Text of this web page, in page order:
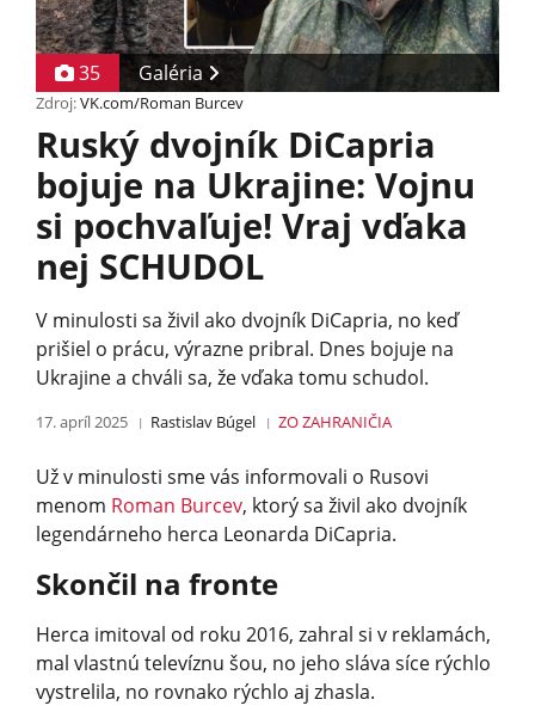
35 Galéria
Zdroj:VK.com/Roman Burcev
Ruský dvojník DiCapria
bojuje na Ukrajine: Vojnu
si pochvaľuje! Vraj vďaka
nej SCHUDOL
V minulosti sa živil ako dvojník DiCapria, no keď
prišiel o prácu, výrazne pribral. Dnes bojuje na
Ukrajine a chváli sa, že vďaka tomu schudol.
17. apríl 2025 Rastislav Búgel ZO ZAHRANIČIA
Už v minulosti sme vás informovali o Rusovi
menom Roman Burcev, ktorý sa živil ako dvojník
legendárneho herca Leonarda DiCapria.
Skončil na fronte
Herca imitoval od roku 2016, zahral si v reklamách,
mal vlastnú televíznu šou, no jeho sláva síce rýchlo
vystrelila, no rovnako rýchlo aj zhasla.